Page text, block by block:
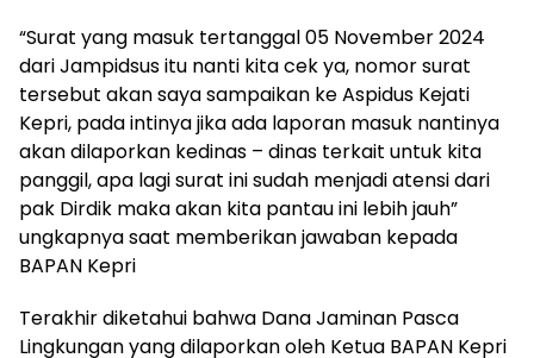
“Surat yang masuk tertanggal 05 November 2024
dari Jampidsus itu nanti kita cek ya, nomor surat
tersebut akan saya sampaikan ke Aspidus Kejati
Kepri, pada intinya jika ada laporan masuk nantinya
akan dilaporkan kedinas – dinas terkait untuk kita
panggil, apa lagi surat ini sudah menjadi atensi dari
pak Dirdik maka akan kita pantau ini lebih jauh”
ungkapnya saat memberikan jawaban kepada
BAPAN Kepri
Terakhir diketahui bahwa Dana Jaminan Pasca
Lingkungan yang dilaporkan oleh Ketua BAPAN Kepri